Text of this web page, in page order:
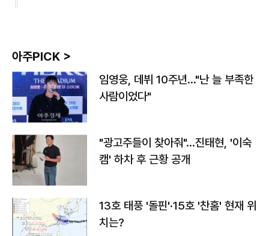
아주PICK >
임영웅, 데뷔 10주년…"난 늘 부족한
사람이었다"
"광고주들이 찾아줘"…진태현, '이숙
캠' 하차 후 근황 공개
13호 태풍 '돌핀'·15호 '찬홈' 현재 위
치는?